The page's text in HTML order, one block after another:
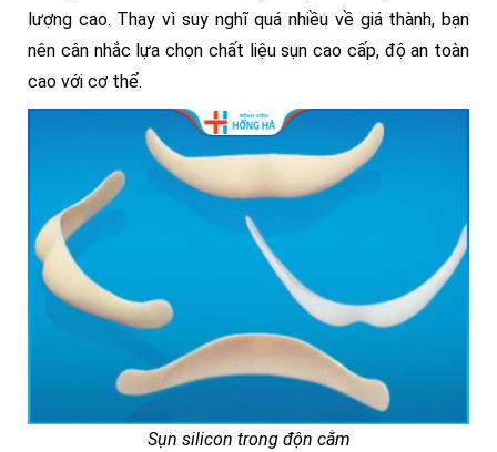
lượng cao. Thay vì suy nghĩ quá nhiều về giá thành, bạn
nên cân nhắc lựa chọn chất liệu sụn cao cấp, độ an toàn
cao với cơ thể.
Sụn silicon trong độn cằm